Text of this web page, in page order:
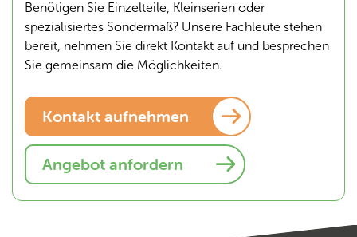
Benötigen Sie Einzelteile, Kleinserien oder
spezialisiertes Sondermaß? Unsere Fachleute stehen
bereit, nehmen Sie direkt Kontakt auf und besprechen
Sie gemeinsam die Möglichkeiten.
Kontakt aufnehmen
Angebot anfordern